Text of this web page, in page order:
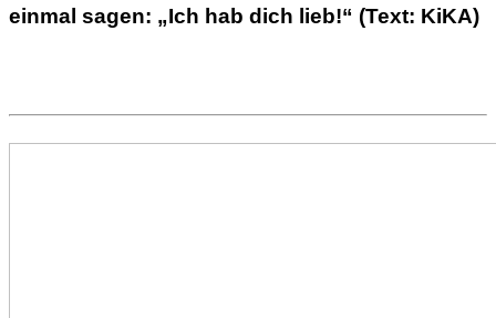
einmal sagen: „Ich hab dich lieb!“ (Text: KiKA)